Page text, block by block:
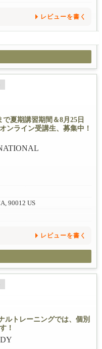
レビューを書く
夏期講習期間＆8月25日
ンライン受講生、募集中！
90012 US
レビューを書く
ルトレーニングでは、個別
！